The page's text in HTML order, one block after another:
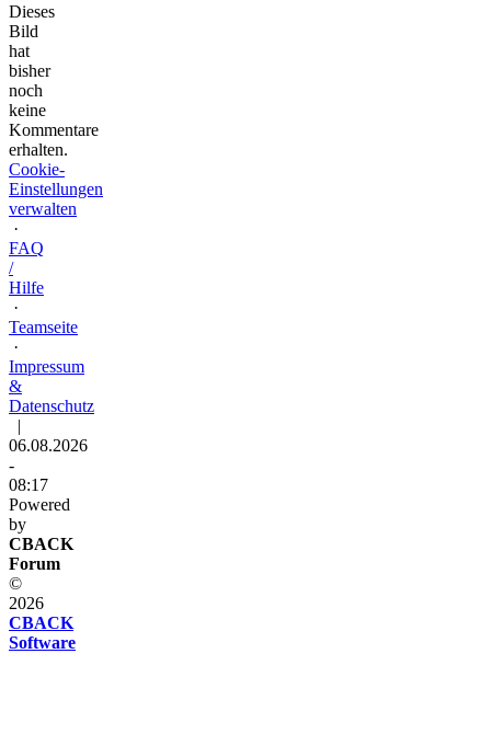
Dieses
Bild
hat
bisher
noch
keine
Kommentare
erhalten.
Cookie-
Einstellungen
verwalten
·
FAQ
/
Hilfe
·
Teamseite
·
Impressum
&
Datenschutz
|
06.08.2026
-
08:17
Powered
by
CBACK
Forum
©
2026
CBACK
Software